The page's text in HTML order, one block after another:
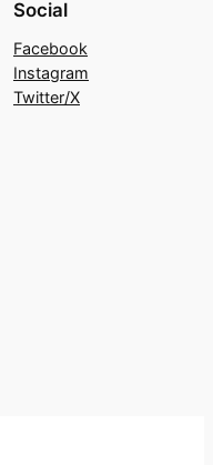
Social
Facebook
Instagram
Twitter/X